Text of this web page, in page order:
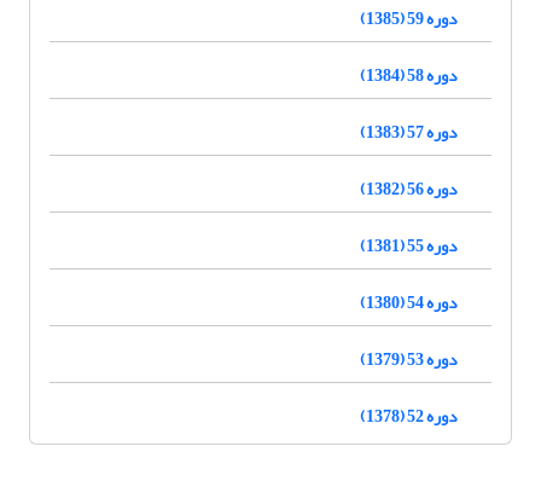
دوره 59 (1385)
دوره 58 (1384)
دوره 57 (1383)
دوره 56 (1382)
دوره 55 (1381)
دوره 54 (1380)
دوره 53 (1379)
دوره 52 (1378)